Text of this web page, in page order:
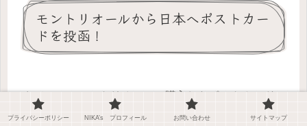
モントリオールから日本へポストカー
ドを投函！
さて、このモントリオールで購入したポストカード
を使用して日本の実家へカードを送りました！
プライバシーポリシー NIKA’s プロフィール お問い合わせ サイトマップ